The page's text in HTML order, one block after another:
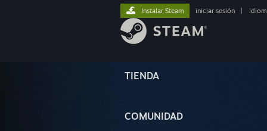
TIENDA
COMUNIDAD
Instalar Steam iniciar sesión